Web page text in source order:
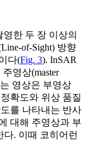
한 두 장 이상의
of-Sight) 방향
다(Fig. 3). InSAR
영상(master
영상은 부영상
확도와 위상 품질
를 나타내는 반사
대해 주영상과 부
다. 이때 코히어런